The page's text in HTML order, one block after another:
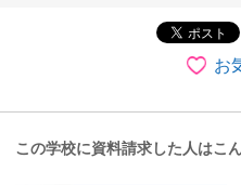
お
この学校に資料請求した人はこ